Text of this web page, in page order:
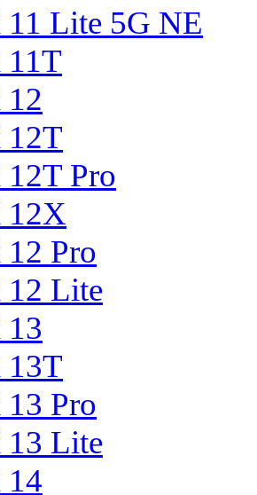
Lite 5G NE
12T
Pro
12X
Pro
12 Lite
13T
Pro
13 Lite
14